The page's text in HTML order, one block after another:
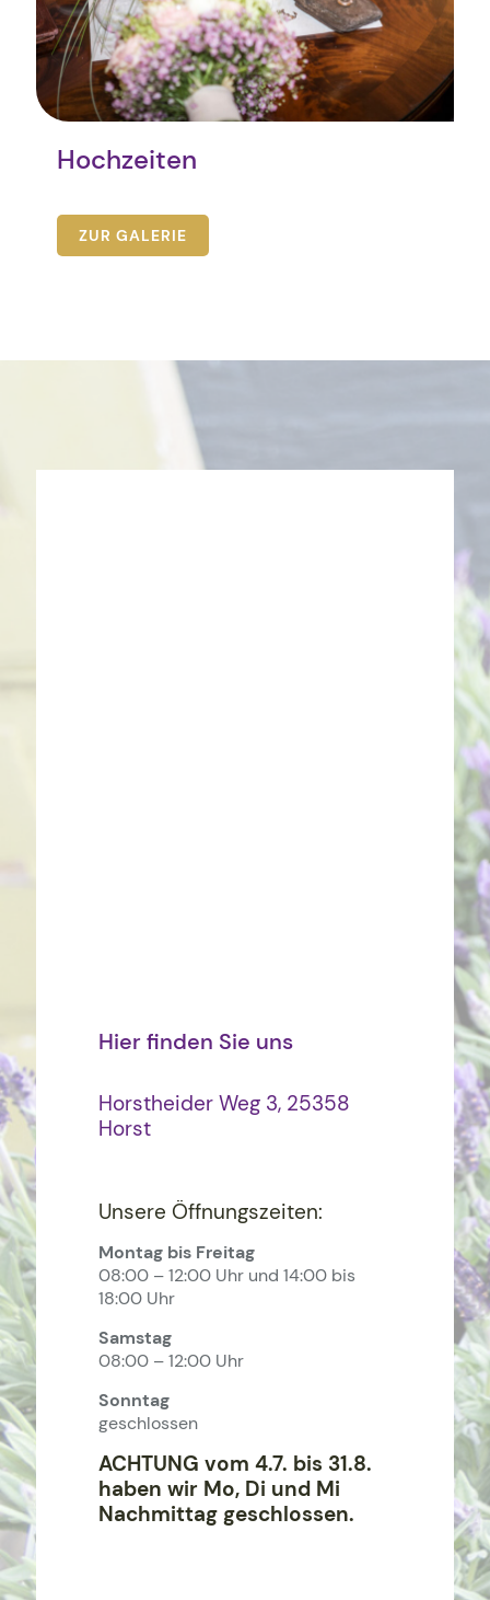
Hochzeiten
ZUR GALERIE
Hier finden Sie uns
Horstheider Weg 3, 25358
Horst
Unsere Öffnungszeiten:
Montag bis Freitag
08:00 – 12:00 Uhr und 14:00 bis
18:00 Uhr
Samstag
08:00 – 12:00 Uhr
Sonntag
geschlossen
ACHTUNG vom 4.7. bis 31.8.
haben wir Mo, Di und Mi
Nachmittag geschlossen.